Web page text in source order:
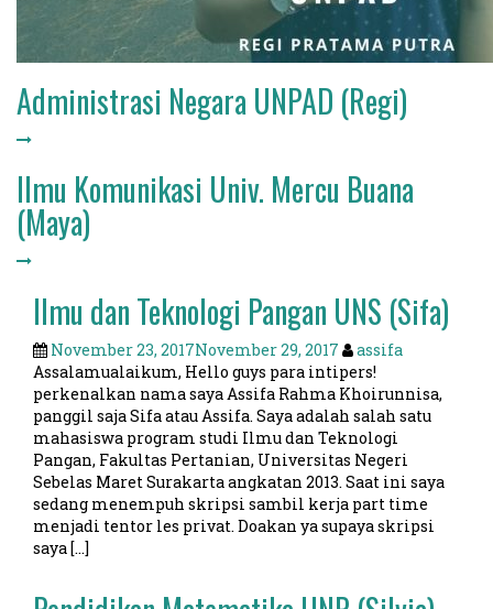
Administrasi Negara UNPAD (Regi)
Ilmu Komunikasi Univ. Mercu Buana
(Maya)
Ilmu dan Teknologi Pangan UNS (Sifa)
November 23, 2017November 29, 2017
assifa
Assalamualaikum, Hello guys para intipers!
perkenalkan nama saya Assifa Rahma Khoirunnisa,
panggil saja Sifa atau Assifa. Saya adalah salah satu
mahasiswa program studi Ilmu dan Teknologi
Pangan, Fakultas Pertanian, Universitas Negeri
Sebelas Maret Surakarta angkatan 2013. Saat ini saya
sedang menempuh skripsi sambil kerja part time
menjadi tentor les privat. Doakan ya supaya skripsi
saya […]